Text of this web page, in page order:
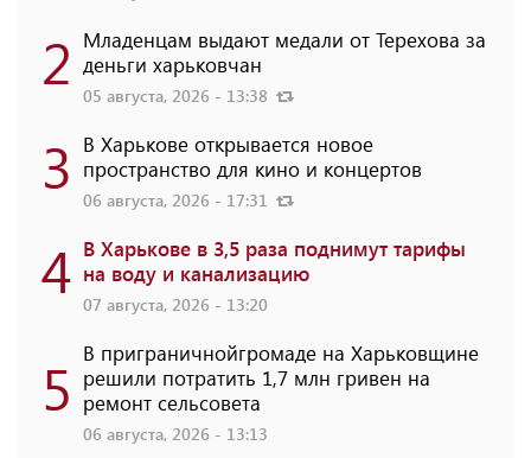
2 Младенцам выдают медали от Терехова за
деньги харьковчан
05 августа, 2026 - 13:38
3 В Харькове открывается новое
пространство для кино и концертов
06 августа, 2026 - 17:31
4 В Харькове в 3,5 раза поднимут тарифы
на воду и канализацию
07 августа, 2026 - 13:20
5 В приграничнойгромаде на Харьковщине
решили потратить 1,7 млн ​​гривен на
ремонт сельсовета
06 августа, 2026 - 13:13